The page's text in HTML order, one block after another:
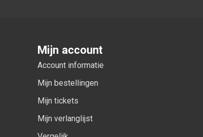
Mijn account
Account informatie
Mijn bestellingen
Mijn tickets
Mijn verlanglijst